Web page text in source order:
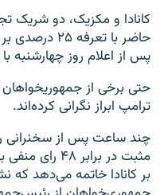
کانادا و مکزیک، دو شریک
حاضر با
پس از اعلام روز چهارشنبه
حتی برخی از
ترامپ ابراز نگرانی کرده‌اند.
مثبت در
بر کانادا خاتمه می‌دهد که